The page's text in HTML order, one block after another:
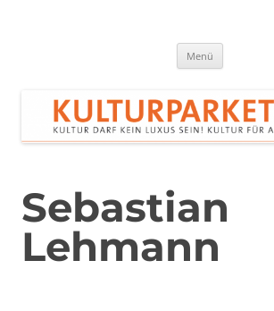
Menü
Sebastian
Lehmann